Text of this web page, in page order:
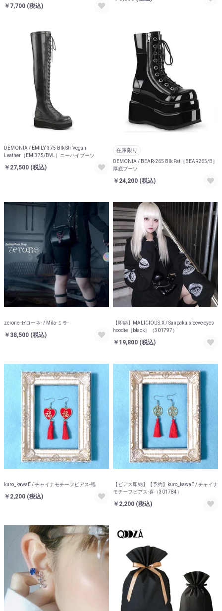
￥7,700 (税込)
DEMONIA / EMILY-375 Blk Str Vegan
Leather［EMI375/BVL］ニーハイブーツ
￥27,500 (税込)
在庫限り
DEMONIA / BEAR-265 Blk Pat［BEAR265/B］
厚底ブーツ
￥24,200 (税込)
zerone-ゼローネ- / Mila-ミラ-
￥38,500 (税込)
【即納】MALICIOUS.X / Sanpaku sleeve eyes
hoodie［black］（301797）
￥19,800 (税込)
kuro_kawaE / チャイナモチーフピアス-福
￥2,200 (税込)
【ピアス即納】【予約】kuro_kawaE / チャイナ
モチーフピアス-喜（301784）
￥2,200 (税込)